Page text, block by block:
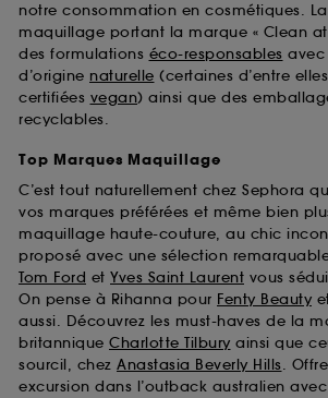
notre consommation en cosmétiques.
maquillage portant la marque « Clean
des formulations éco-responsables avec
d’origine naturelle (certaines d’entre
certifiées vegan) ainsi que des
recyclables.
Top Marques Maquillage
C’est tout naturellement chez Sephora
vos marques préférées et même bien
maquillage haute-couture, au chic
proposé avec une sélection
Tom Ford et Yves Saint Laurent vous
On pense à Rihanna pour Fenty Beauty
aussi. Découvrez les must-haves de la
britannique Charlotte Tilbury ainsi que
sourcil, chez Anastasia Beverly Hills.
excursion dans l’outback australien